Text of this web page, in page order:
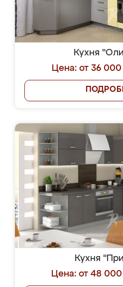
Кухня
Цена: от 36 000
Кухня
Цена: от 48 000